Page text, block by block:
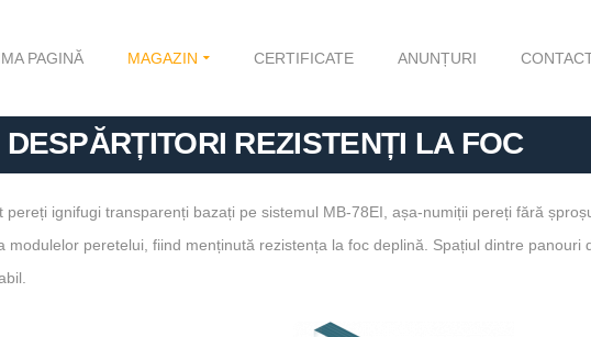
PAGINĂ MAGAZIN CERTIFICATE ANUNȚURI
REZISTENȚI LA FOC
ignifugi transparenți bazați pe sistemul MB-78EI, așa-numiții pereți fără
peretelui, fiind menținută rezistența la foc deplină. Spațiul dintre panouri